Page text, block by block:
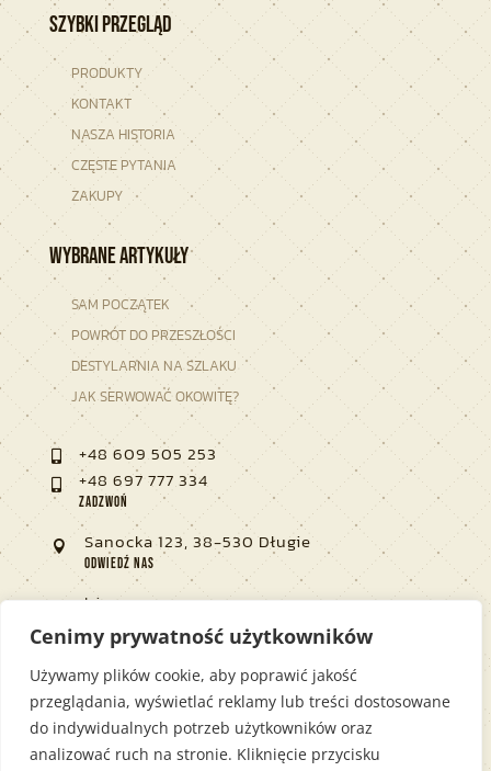
Cenimy prywatność użytkowników
Używamy plików cookie, aby poprawić jakość
przeglądania, wyświetlać reklamy lub treści dostosowane
do indywidualnych potrzeb użytkowników oraz
analizować ruch na stronie. Kliknięcie przycisku
Szybki przegląd
PRODUKTY
KONTAKT
NASZA HISTORIA
CZĘSTE PYTANIA
ZAKUPY
Wybrane artykuły
SAM POCZĄTEK
POWRÓT DO PRZESZŁOŚCI
DESTYLARNIA NA SZLAKU
JAK SERWOWAĆ OKOWITĘ?
 +48 609 505 253
 +48 697 777 334
Zadzwoń
 Sanocka 123, 38-530 Długie
Odwiedź nas
biuro@
 Poniedziałek - Piątek 9:00 - 17:00
Pracujemy